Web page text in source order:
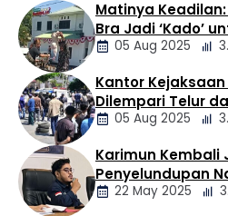
Berita
Daerah
Berita
Daerah
Matinya
Bra Jadi ‘Kado’
05 Aug 2025
Berita
Daerah
Kantor
Dilempari Telur
Keluarga Korban
05 Aug 2025
Karimun Kembali
Penyelundupan
Desak Pemkab
22 May 2025